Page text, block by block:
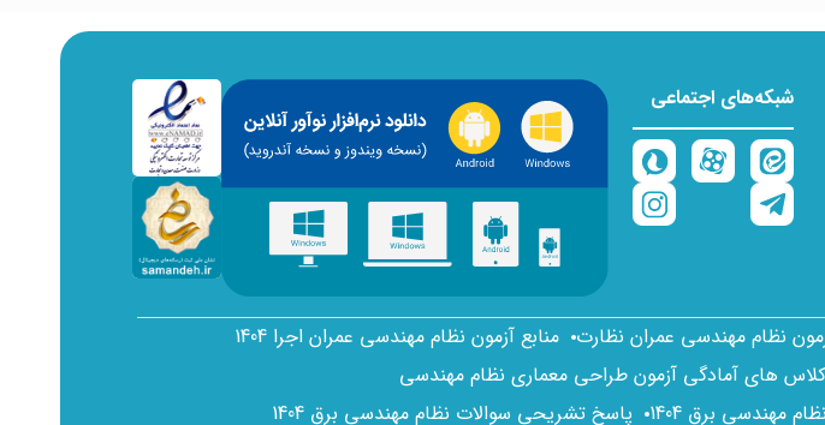
شبکه‌های اجتماعی
نظام مهندسی عمران نظارت منابع آزمون نظام مهندسی عمران اجرا 1404
کلاس های آمادگی آزمون طراحی معماری نظام مهندسی
مهندسی برق 1404 پاسخ تشریحی سوالات نظام مهندسی برق 1404